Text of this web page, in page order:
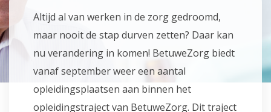
Altijd al van werken in de zorg gedroomd,
maar nooit de stap durven zetten? Daar kan
nu verandering in komen! BetuweZorg biedt
vanaf september weer een aantal
opleidingsplaatsen aan binnen het
opleidingstraject van BetuweZorg. Dit traject